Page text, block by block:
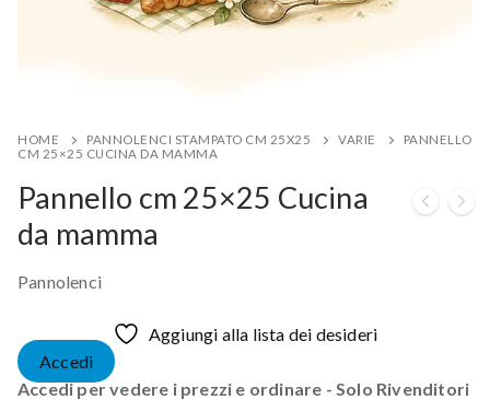
HOME PANNOLENCI STAMPATO CM 25X25 VARIE
PANNELLO
CM 25×25 CUCINA DA MAMMA
Pannello cm 25×25 Cucina
da mamma
Pannolenci
Aggiungi alla lista dei desideri
Accedi
Accedi per vedere i prezzi e ordinare - Solo Rivenditori